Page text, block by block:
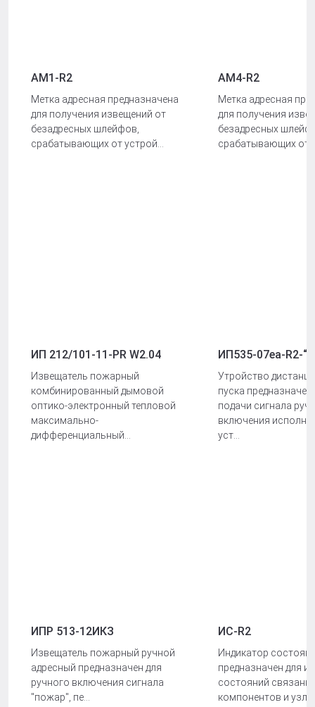
AM1-R2
Метка адресная предназначена
для получения извещений от
безадресных шлейфов,
срабатывающих от устрой...
AM4-R2
Метка адресная
для получения
безадресных
срабатывающих от
ИП 212/101-11-PR W2.04
Извещатель пожарный
комбинированный дымовой
оптико-электронный тепловой
максимально-
дифференциальный...
ИП535-07еа-R2-
Утройство
пуска
подачи сигнала
включения
уст...
ИПР 513-12ИКЗ
Извещатель пожарный ручной
адресный предназначен для
ручного включения сигнала
"пожар", пе...
ИС-R2
Индикатор
предназначен для
состояний
компонентов и